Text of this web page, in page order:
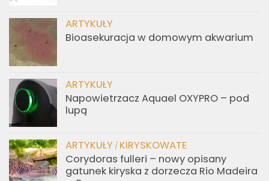
ARTYKUŁY
Bioasekuracja w domowym akwarium
ARTYKUŁY
Napowietrzacz Aquael OXYPRO – pod
lupą
ARTYKUŁY / KIRYSKOWATE
Corydoras fulleri – nowy opisany
gatunek kiryska z dorzecza Rio Madeira